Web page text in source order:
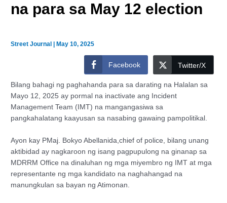
na para sa May 12 election
Street Journal |May 10, 2025
Facebook Twitter/X
Bilang bahagi ng paghahanda para sa darating na Halalan sa
Mayo 12, 2025 ay pormal na inactivate ang Incident
Management Team (IMT) na mangangasiwa sa
pangkahalatang kaayusan sa nasabing gawaing pampolitikal.
Ayon kay PMaj. Bokyo Abellanida,chief of police, bilang unang
aktibidad ay nagkaroon ng isang pagpupulong na ginanap sa
MDRRM Office na dinaluhan ng mga miyembro ng IMT at mga
representante ng mga kandidato na naghahangad na
manungkulan sa bayan ng Atimonan.